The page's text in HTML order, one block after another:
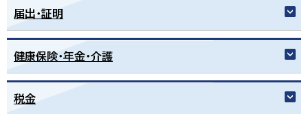
届出・証明
健康保険・年金・介護
税金